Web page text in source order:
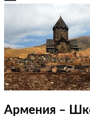
Армения –